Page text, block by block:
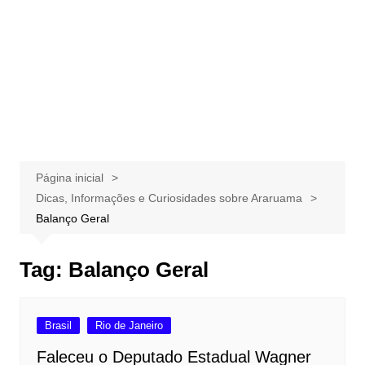
Página inicial
Dicas, Informações e Curiosidades sobre Araruama
Balanço Geral
Tag: Balanço Geral
Brasil Rio de Janeiro
Faleceu o Deputado Estadual Wagner